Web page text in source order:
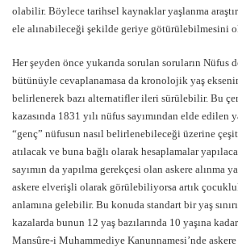
olabilir. Böylece tarihsel kaynaklar yaşlanma
ele alınabileceği şekilde geriye götürülebilmesini
Her şeyden önce yukarıda sorulan soruların Nüfus
bütünüyle cevaplanamasa da kronolojik yaş
belirlenerek bazı alternatifler ileri sürülebilir. Bu
kazasında 1831 yılı nüfus sayımından elde edilen
“genç” nüfusun nasıl belirlenebileceği üzerine
atılacak ve buna bağlı olarak hesaplamalar
sayımın da yapılma gerekçesi olan askere alınma
askere elverişli olarak görülebiliyorsa artık
anlamına gelebilir. Bu konuda standart bir yaş
kazalarda bunun 12 yaş bazılarında 10 yaşına
Mansûre-i Muhammediye Kanunnamesi’nde